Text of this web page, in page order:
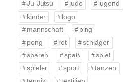
Ju-Jutsu
judo
jugend
kinder
logo
mannschaft
ping
pong
rot
schläger
sparen
spaß
spiel
spieler
sport
tanzen